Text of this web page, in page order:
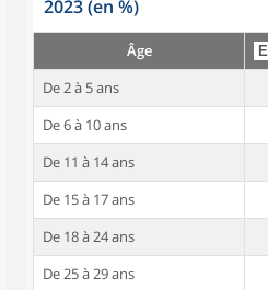
2023 (en %)
Âge
De 2 à 5 ans
De 6 à 10 ans
De 11 à 14 ans
De 15 à 17 ans
De 18 à 24 ans
De 25 à 29 ans